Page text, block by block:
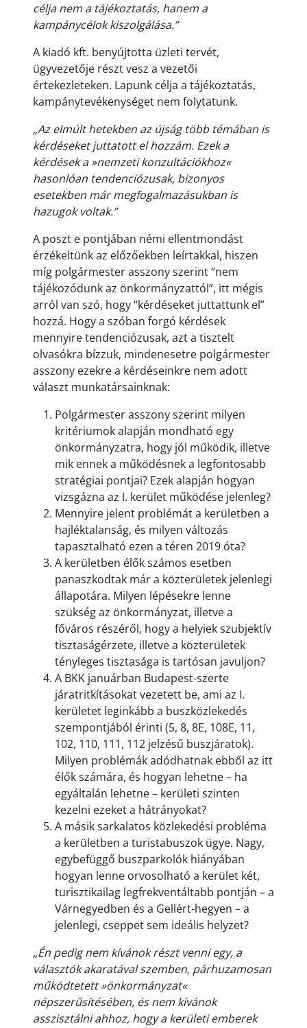
célja nem a tájékoztatás, hanem a
kampánycélok kiszolgálása.”
A kiadó kft. benyújtotta üzleti tervét,
ügyvezetője részt vesz a vezetői
értekezleteken. Lapunk célja a tájékoztatás,
kampánytevékenységet nem folytatunk.
„Az elmúlt hetekben az újság több témában is
kérdéseket juttatott el hozzám. Ezek a
kérdések a »nemzeti konzultációkhoz«
hasonlóan tendenciózusak, bizonyos
esetekben már megfogalmazásukban is
hazugok voltak.”
A poszt e pontjában némi ellentmondást
érzékeltünk az előzőekben leírtakkal, hiszen
míg polgármester asszony szerint “nem
tájékozódunk az önkormányzattól”, itt mégis
arról van szó, hogy “kérdéseket juttattunk el”
hozzá. Hogy a szóban forgó kérdések
mennyire tendenciózusak, azt a tisztelt
olvasókra bízzuk, mindenesetre polgármester
asszony ezekre a kérdéseinkre nem adott
választ munkatársainknak:
Polgármester asszony szerint milyen
kritériumok alapján mondható egy
önkormányzatra, hogy jól működik, illetve
mik ennek a működésnek a legfontosabb
stratégiai pontjai? Ezek alapján hogyan
vizsgázna az I. kerület működése jelenleg?
Mennyire jelent problémát a kerületben a
hajléktalanság, és milyen változás
tapasztalható ezen a téren 2019 óta?
A kerületben élők számos esetben
panaszkodtak már a közterületek jelenlegi
állapotára. Milyen lépésekre lenne
szükség az önkormányzat, illetve a
főváros részéről, hogy a helyiek szubjektív
tisztaságérzete, illetve a közterületek
tényleges tisztasága is tartósan javuljon?
A BKK januárban Budapest-szerte
járatritkításokat vezetett be, ami az I.
kerületet leginkább a buszközlekedés
szempontjából érinti (5, 8, 8E, 108E, 11,
102, 110, 111, 112 jelzésű buszjáratok).
Milyen problémák adódhatnak ebből az itt
élők számára, és hogyan lehetne – ha
egyáltalán lehetne – kerületi szinten
kezelni ezeket a hátrányokat?
A másik sarkalatos közlekedési probléma
a kerületben a turistabuszok ügye. Nagy,
egybefüggő buszparkolók hiányában
hogyan lenne orvosolható a kerület két,
turisztikailag legfrekventáltabb pontján – a
Várnegyedben és a Gellért-hegyen – a
jelenlegi, cseppet sem ideális helyzet?
„Én pedig nem kívánok részt venni egy, a
választók akaratával szemben, párhuzamosan
működtetett »önkormányzat«
népszerűsítésében, és nem kívánok
asszisztálni ahhoz, hogy a kerületi emberek